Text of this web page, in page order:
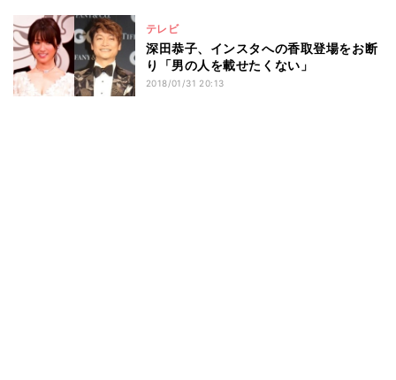
テレビ
深田恭子、インスタへの香取登場をお断
り「男の人を載せたくない」
2018/01/31 20:13